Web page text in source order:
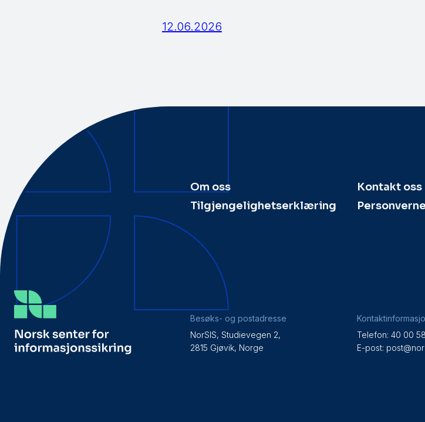
12.06.2026
Om oss Kontakt oss
Tilgjengelighetserklæring
Besøks- og postadresse
NorSIS, Studievegen 2,
2815 Gjøvik, Norge
Telefon: 40 00
E-post: